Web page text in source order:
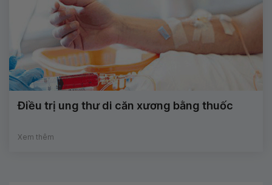
Điều trị ung thư di căn xương bằng thuốc
Xem thêm